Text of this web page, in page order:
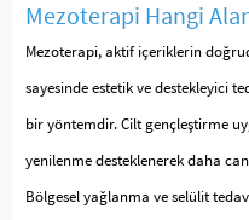
Mezoterapi Hangi
Mezoterapi, aktif içeriklerin
sayesinde estetik ve destekleyici
bir yöntemdir. Cilt gençleştirme
yenilenme desteklenerek daha
Bölgesel yağlanma ve selülit